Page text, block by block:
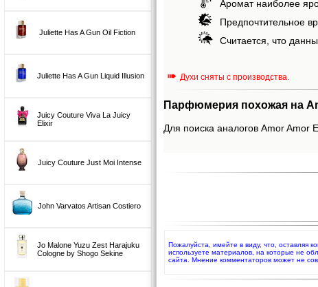
Juliette Has A Gun Oil Fiction
Juliette Has A Gun Liquid Illusion
Juicy Couture Viva La Juicy
Elixir
Juicy Couture Just Moi Intense
John Varvatos Artisan Costiero
Jo Malone Yuzu Zest Harajuku
Cologne by Shogo Sekine
Аромат наиболее
Предпочтительное
Считается, что
➠ Духи сняты с производства.
Парфюмерия похожая на
Для поиска аналогов Amor Amor
Пожалуйста, имейте в виду, что, оставляя
используете материалов, на которые не
сайта. Мнение комментаторов может не